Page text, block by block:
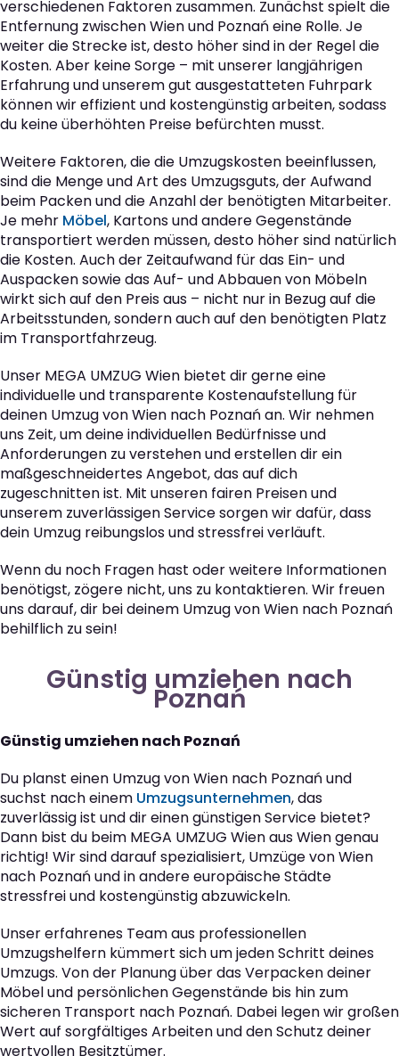
verschiedenen Faktoren zusammen. Zunächst spielt die
Entfernung zwischen Wien und Poznań eine Rolle. Je
weiter die Strecke ist, desto höher sind in der Regel die
Kosten. Aber keine Sorge – mit unserer langjährigen
Erfahrung und unserem gut ausgestatteten Fuhrpark
können wir effizient und kostengünstig arbeiten, sodass
du keine überhöhten Preise befürchten musst.
Weitere Faktoren, die die Umzugskosten beeinflussen,
sind die Menge und Art des Umzugsguts, der Aufwand
beim Packen und die Anzahl der benötigten Mitarbeiter.
Je mehr Möbel, Kartons und andere Gegenstände
transportiert werden müssen, desto höher sind natürlich
die Kosten. Auch der Zeitaufwand für das Ein- und
Auspacken sowie das Auf- und Abbauen von Möbeln
wirkt sich auf den Preis aus – nicht nur in Bezug auf die
Arbeitsstunden, sondern auch auf den benötigten Platz
im Transportfahrzeug.
Unser MEGA UMZUG Wien bietet dir gerne eine
individuelle und transparente Kostenaufstellung für
deinen Umzug von Wien nach Poznań an. Wir nehmen
uns Zeit, um deine individuellen Bedürfnisse und
Anforderungen zu verstehen und erstellen dir ein
maßgeschneidertes Angebot, das auf dich
zugeschnitten ist. Mit unseren fairen Preisen und
unserem zuverlässigen Service sorgen wir dafür, dass
dein Umzug reibungslos und stressfrei verläuft.
Wenn du noch Fragen hast oder weitere Informationen
benötigst, zögere nicht, uns zu kontaktieren. Wir freuen
uns darauf, dir bei deinem Umzug von Wien nach Poznań
behilflich zu sein!
Günstig umziehen nach
Poznań
Günstig umziehen nach Poznań
Du planst einen Umzug von Wien nach Poznań und
suchst nach einem Umzugsunternehmen, das
zuverlässig ist und dir einen günstigen Service bietet?
Dann bist du beim MEGA UMZUG Wien aus Wien genau
richtig! Wir sind darauf spezialisiert, Umzüge von Wien
nach Poznań und in andere europäische Städte
stressfrei und kostengünstig abzuwickeln.
Unser erfahrenes Team aus professionellen
Umzugshelfern kümmert sich um jeden Schritt deines
Umzugs. Von der Planung über das Verpacken deiner
Möbel und persönlichen Gegenstände bis hin zum
sicheren Transport nach Poznań. Dabei legen wir großen
Wert auf sorgfältiges Arbeiten und den Schutz deiner
wertvollen Besitztümer.